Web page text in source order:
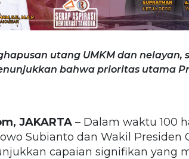
utang UMKM dan nelayan,
bahwa prioritas utama
JAKARTA – Dalam waktu 100
Subianto dan Wakil Presiden
capaian signifikan yang